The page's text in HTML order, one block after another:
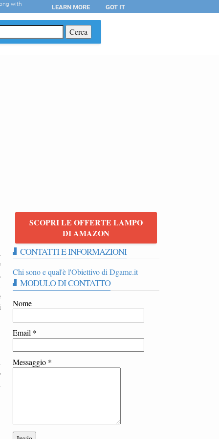
SCOPRI LE OFFERTE LAMPO
DI AMAZON
CONTATTI E INFORMAZIONI
Chi sono e qual'è l'Obiettivo di Dgame.it
MODULO DI CONTATTO
Nome
Email *
Messaggio *
with LEARN MORE GOT IT